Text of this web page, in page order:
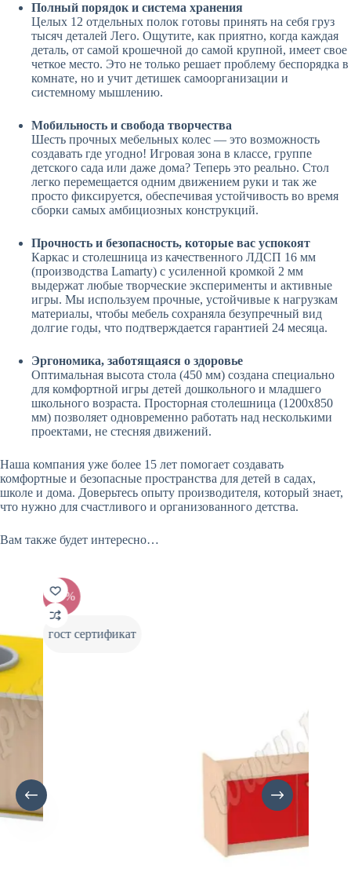
Полный порядок и система хранения
Целых 12 отдельных полок готовы принять на себя груз
тысяч деталей Лего. Ощутите, как приятно, когда каждая
деталь, от самой крошечной до самой крупной, имеет свое
четкое место. Это не только решает проблему беспорядка в
комнате, но и учит детишек самоорганизации и
системному мышлению.
Мобильность и свобода творчества
Шесть прочных мебельных колес — это возможность
создавать где угодно! Игровая зона в классе, группе
детского сада или даже дома? Теперь это реально. Стол
легко перемещается одним движением руки и так же
просто фиксируется, обеспечивая устойчивость во время
сборки самых амбициозных конструкций.
Прочность и безопасность, которые вас успокоят
Каркас и столешница из качественного ЛДСП 16 мм
(производства Lamarty) с усиленной кромкой 2 мм
выдержат любые творческие эксперименты и активные
игры. Мы используем прочные, устойчивые к нагрузкам
материалы, чтобы мебель сохраняла безупречный вид
долгие годы, что подтверждается гарантией 24 месяца.
Эргономика, заботящаяся о здоровье
Оптимальная высота стола (450 мм) создана специально
для комфортной игры детей дошкольного и младшего
школьного возраста. Просторная столешница (1200х850
мм) позволяет одновременно работать над несколькими
проектами, не стесняя движений.
Наша компания уже более 15 лет помогает создавать
комфортные и безопасные пространства для детей в садах,
школе и дома. Доверьтесь опыту производителя, который знает,
что нужно для счастливого и организованного детства.
Вам также будет интересно…
-10%
гост сертификат